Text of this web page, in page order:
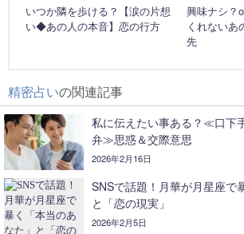
いつか隣を歩ける？【涙の片想
い◆あの人の本音】恋の行方
興味ナシ？
くれない
先
精密占いの関連記事
私に伝えたい事ある？≪口下
弁≫思惑＆交際意思
2026年2月16日
SNSで話題！月華が月星座で
と「恋の現実」
2026年2月5日